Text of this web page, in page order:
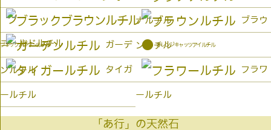
ゴールドルチル
ナルチル
ブラックブラウンルチル
ブラウ
ンルチル
ガーデ
ンルチル
● オレンジキャッツアイルチル
タイガ
ールチル
フラワ
ールチル
「あ行」の天然石